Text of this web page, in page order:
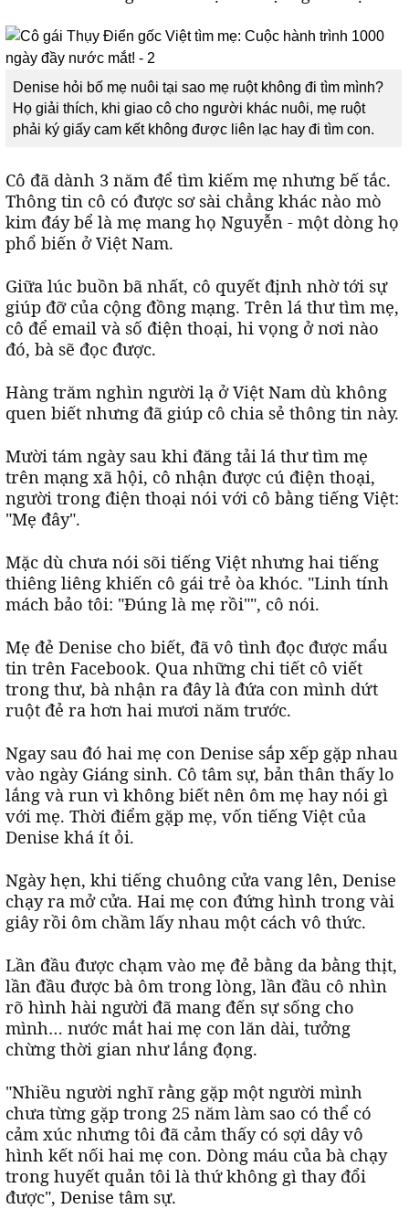
Denise hỏi bố mẹ nuôi tại sao mẹ ruột không đi tìm mình?
Họ giải thích, khi giao cô cho người khác nuôi, mẹ ruột
phải ký giấy cam kết không được liên lạc hay đi tìm con.
Cô đã dành 3 năm để tìm kiếm mẹ nhưng bế tắc.
Thông tin cô có được sơ sài chẳng khác nào mò
kim đáy bể là mẹ mang họ Nguyễn - một dòng họ
phổ biến ở Việt Nam.
Giữa lúc buồn bã nhất, cô quyết định nhờ tới sự
giúp đỡ của cộng đồng mạng. Trên lá thư tìm mẹ,
cô để email và số điện thoại, hi vọng ở nơi nào
đó, bà sẽ đọc được.
Hàng trăm nghìn người lạ ở Việt Nam dù không
quen biết nhưng đã giúp cô chia sẻ thông tin này.
Mười tám ngày sau khi đăng tải lá thư tìm mẹ
trên mạng xã hội, cô nhận được cú điện thoại,
người trong điện thoại nói với cô bằng tiếng Việt:
"Mẹ đây".
Mặc dù chưa nói sõi tiếng Việt nhưng hai tiếng
thiêng liêng khiến cô gái trẻ òa khóc. "Linh tính
mách bảo tôi: "Đúng là mẹ rồi"", cô nói.
Mẹ đẻ Denise cho biết, đã vô tình đọc được mẩu
tin trên Facebook. Qua những chi tiết cô viết
trong thư, bà nhận ra đây là đứa con mình dứt
ruột đẻ ra hơn hai mươi năm trước.
Ngay sau đó hai mẹ con Denise sắp xếp gặp nhau
vào ngày Giáng sinh. Cô tâm sự, bản thân thấy lo
lắng và run vì không biết nên ôm mẹ hay nói gì
với mẹ. Thời điểm gặp mẹ, vốn tiếng Việt của
Denise khá ít ỏi.
Ngày hẹn, khi tiếng chuông cửa vang lên, Denise
chạy ra mở cửa. Hai mẹ con đứng hình trong vài
giây rồi ôm chầm lấy nhau một cách vô thức.
Lần đầu được chạm vào mẹ đẻ bằng da bằng thịt,
lần đầu được bà ôm trong lòng, lần đầu cô nhìn
rõ hình hài người đã mang đến sự sống cho
mình… nước mắt hai mẹ con lăn dài, tưởng
chừng thời gian như lắng đọng.
"Nhiều người nghĩ rằng gặp một người mình
chưa từng gặp trong 25 năm làm sao có thể có
cảm xúc nhưng tôi đã cảm thấy có sợi dây vô
hình kết nối hai mẹ con. Dòng máu của bà chạy
trong huyết quản tôi là thứ không gì thay đổi
được", Denise tâm sự.